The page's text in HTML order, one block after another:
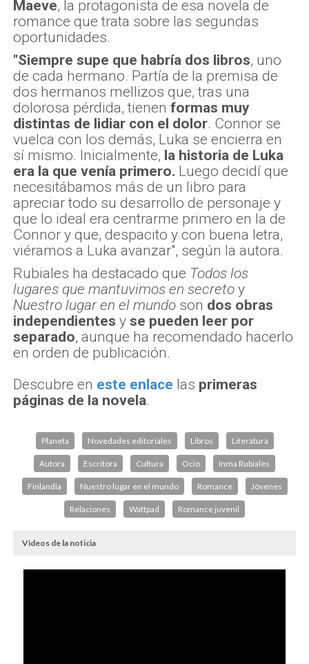
Maeve, la protagonista de esa novela de
romance que trata sobre las segundas
oportunidades.
"Siempre supe que habría dos libros, uno
de cada hermano. Partía de la premisa de
dos hermanos mellizos que, tras una
dolorosa pérdida, tienen formas muy
distintas de lidiar con el dolor. Connor se
vuelca con los demás, Luka se encierra en
sí mismo. Inicialmente, la historia de Luka
era la que venía primero. Luego decidí que
necesitábamos más de un libro para
apreciar todo su desarrollo de personaje y
que lo ideal era centrarme primero en la de
Connor y que, despacito y con buena letra,
viéramos a Luka avanzar", según la autora.
Rubiales ha destacado que Todos los
lugares que mantuvimos en secreto y
Nuestro lugar en el mundo son dos obras
independientes y se pueden leer por
separado, aunque ha recomendado hacerlo
en orden de publicación.
Descubre en este enlace las primeras
páginas de la novela.
Planeta Novedades editoriales Libros Literatura
Autora Escritora Cultura Ocio Inma Rubiales
Finlandia Nuestro lugar en el mundo Romance Jóvenes
Relaciones Wattpad Romance juvenil
Videos de la noticia